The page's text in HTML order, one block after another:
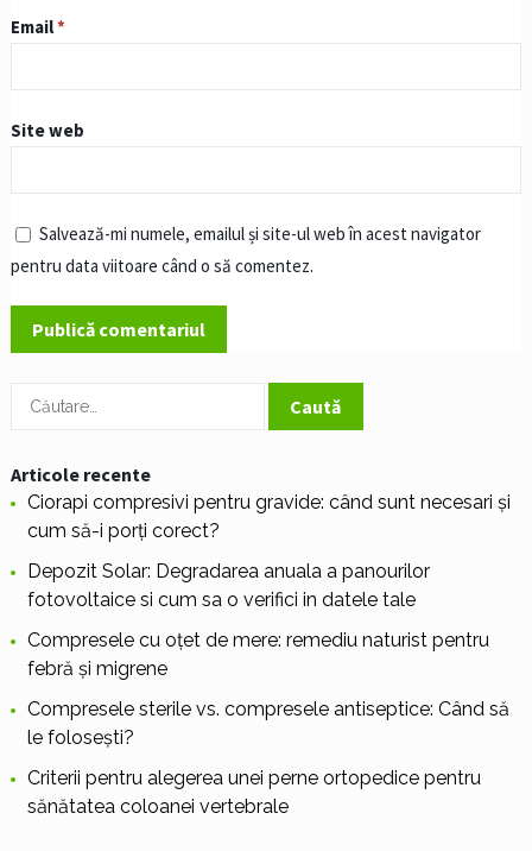
Email*
Site web
Salvează-mi numele, emailul și site-ul web în acest navigator
pentru data viitoare când o să comentez.
Caută
Articole recente
Ciorapi compresivi pentru gravide: când sunt necesari și
cum să-i porți corect?
Depozit Solar: Degradarea anuala a panourilor
fotovoltaice si cum sa o verifici in datele tale
Compresele cu oțet de mere: remediu naturist pentru
febră și migrene
Compresele sterile vs. compresele antiseptice: Când să
le folosești?
Criterii pentru alegerea unei perne ortopedice pentru
sănătatea coloanei vertebrale